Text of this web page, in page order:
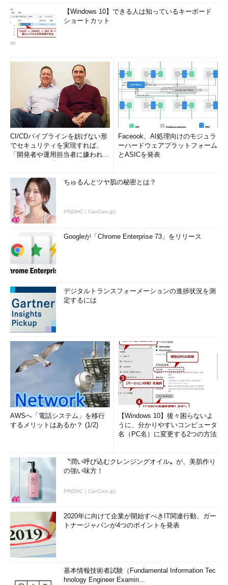
【Windows 10】できる人は知っているキーボード
ショートカット
CI/CDパイプラインを妨げない形
でセキュリティを実現すれば、
「開発者や運用担当者に嫌われな
Faceook、AI処理向けのモジュラ
ーハードウェアプラットフォーム
とASICを発表
ちゅるんとツヤ肌の秘密とは？
PR(DHC｜CanCam.jp)
Googleが「Chrome Enterprise 73」をリリース
デジタルトランスフォーメーションの進捗状況を測
定するには
AWSへ「電話システム」を移行
するメリットはあるか？ (1/2)
【Windows 10】後々困らないよ
うに、分かりやすいコンピュータ
名（PC名）に変更する2つの方法
〝潤い呼び込むクレンジングオイル〟が、美肌作り
の強い味方！
PR(DHC｜CanCam.jp)
2020年に向けて企業が開始すべきIT関連行動、ガー
トナージャパンが4つのポイントを発表
基本情報技術者試験（Fundamental Information Tec
hnology Engineer Examin...